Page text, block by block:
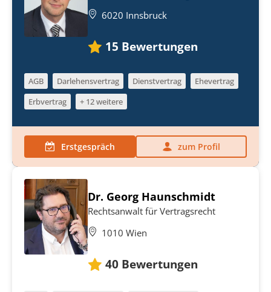
6020 Innsbruck
15 Bewertungen
AGB Darlehensvertrag Dienstvertrag
Ehevertrag
Erbvertrag
+ 12 weitere
Erstgespräch zum Profil
Dr. Georg Haunschmidt
Rechtsanwalt für Vertragsrecht
1010 Wien
40 Bewertungen